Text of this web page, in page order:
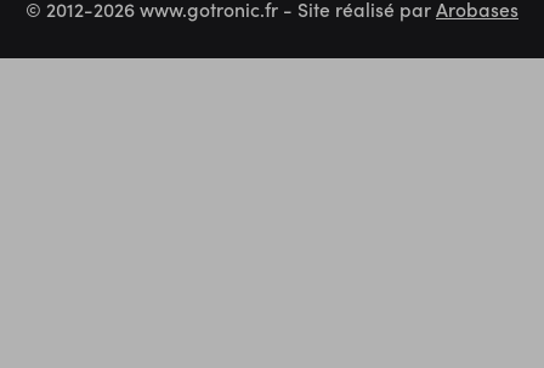
© 2012-2026 www.gotronic.fr - Site réalisé parArobases